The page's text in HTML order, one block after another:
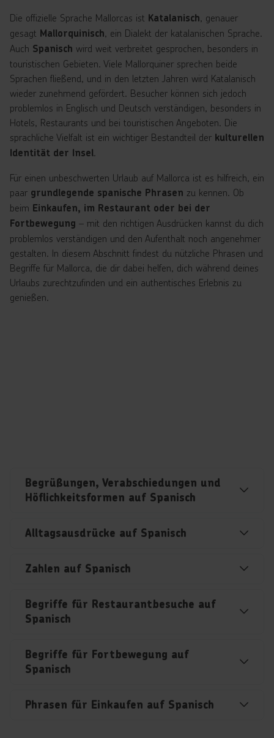
Die offizielle Sprache Mallorcas ist Katalanisch, genauer
gesagt Mallorquinisch, ein Dialekt der katalanischen Sprache.
Auch Spanisch wird weit verbreitet gesprochen, besonders in
touristischen Gebieten. Viele Mallorquiner sprechen beide
Sprachen fließend, und in den letzten Jahren wird Katalanisch
wieder zunehmend gefördert. Besucher können sich jedoch
problemlos in Englisch und Deutsch verständigen, besonders in
Hotels, Restaurants und bei touristischen Angeboten. Die
sprachliche Vielfalt ist ein wichtiger Bestandteil der kulturellen
Identität der Insel.
Für einen unbeschwerten Urlaub auf Mallorca ist es hilfreich, ein
paar grundlegende spanische Phrasen zu kennen. Ob
beim Einkaufen, im Restaurant oder bei der
Fortbewegung – mit den richtigen Ausdrücken kannst du dich
problemlos verständigen und den Aufenthalt noch angenehmer
gestalten. In diesem Abschnitt findest du nützliche Phrasen und
Begriffe für Mallorca, die dir dabei helfen, dich während deines
Urlaubs zurechtzufinden und ein authentisches Erlebnis zu
genießen.
Begrüßungen, Verabschiedungen und
Höflichkeitsformen auf Spanisch
Alltagsausdrücke auf Spanisch
Zahlen auf Spanisch
Begriffe für Restaurantbesuche auf
Spanisch
Begriffe für Fortbewegung auf
Spanisch
Phrasen für Einkaufen auf Spanisch